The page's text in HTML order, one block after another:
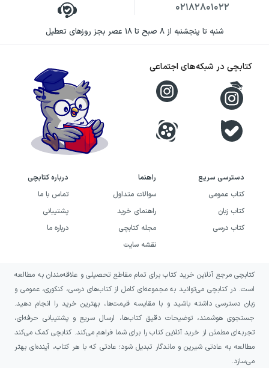
۰۲۱۸۲۸۰۱۰۲۲
شنبه تا پنجشنبه از ۸ صبح تا ۱۸ عصر بجز روزهای تعطیل
دسترسی سریع
کتاب عمومی
کتاب زبان
کتاب درسی
راهنما
سوالات متداول
راهنمای خرید
مجله کتابچی
نقشه سایت
درباره کتابچی
تماس با ما
پشتیبانی
درباره ما
کتابچی در شبکه‌های اجتماعی
کتابچی مرجع آنلاین خرید کتاب برای تمام مقاطع تحصیلی و علاقه‌مندان به مطالعه
است. در کتابچی می‌توانید به مجموعه‌ای کامل از کتاب‌های درسی، کنکوری، عمومی و
زبان دسترسی داشته باشید و با مقایسه قیمت‌ها، بهترین خرید را انجام دهید.
جستجوی هوشمند، توضیحات دقیق کتاب‌ها، ارسال سریع و پشتیبانی حرفه‌ای،
تجربه‌ای مطمئن از خرید آنلاین کتاب را برای شما فراهم می‌کند. کتابچی کمک می‌کند
مطالعه به عادتی شیرین و ماندگار تبدیل شود؛ عادتی که با هر کتاب، آینده‌ای بهتر
می‌سازد.